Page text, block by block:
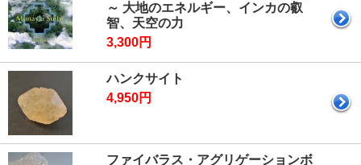
～ 大地のエネルギー、インカの叡
智、天空の力
3,300円
ハンクサイト
4,950円
ファイバラス・アグリゲーションボ